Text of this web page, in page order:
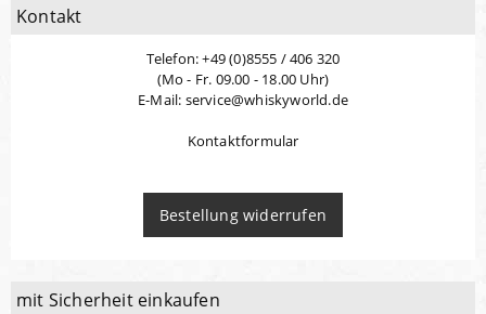
Kontakt
Telefon: +49 (0)8555 / 406 320
(Mo - Fr. 09.00 - 18.00 Uhr)
E-Mail: service@whiskyworld.de
Kontaktformular
Bestellung widerrufen
mit Sicherheit einkaufen